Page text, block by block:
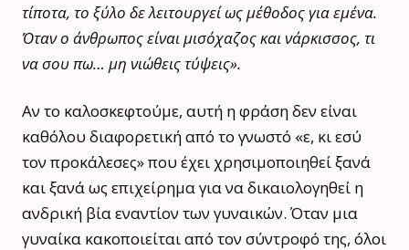
τίποτα, το ξύλο δε λειτουργεί ως μέθοδος για εμένα.
Όταν ο άνθρωπος είναι μισόχαζος και νάρκισσος, τι
να σου πω… μη νιώθεις τύψεις».
Αν το καλοσκεφτούμε, αυτή η φράση δεν είναι
καθόλου διαφορετική από το γνωστό «ε, κι εσύ
τον προκάλεσες» που έχει χρησιμοποιηθεί ξανά
και ξανά ως επιχείρημα για να δικαιολογηθεί η
ανδρική βία εναντίον των γυναικών. Όταν μια
γυναίκα κακοποιείται από τον σύντροφό της, όλοι